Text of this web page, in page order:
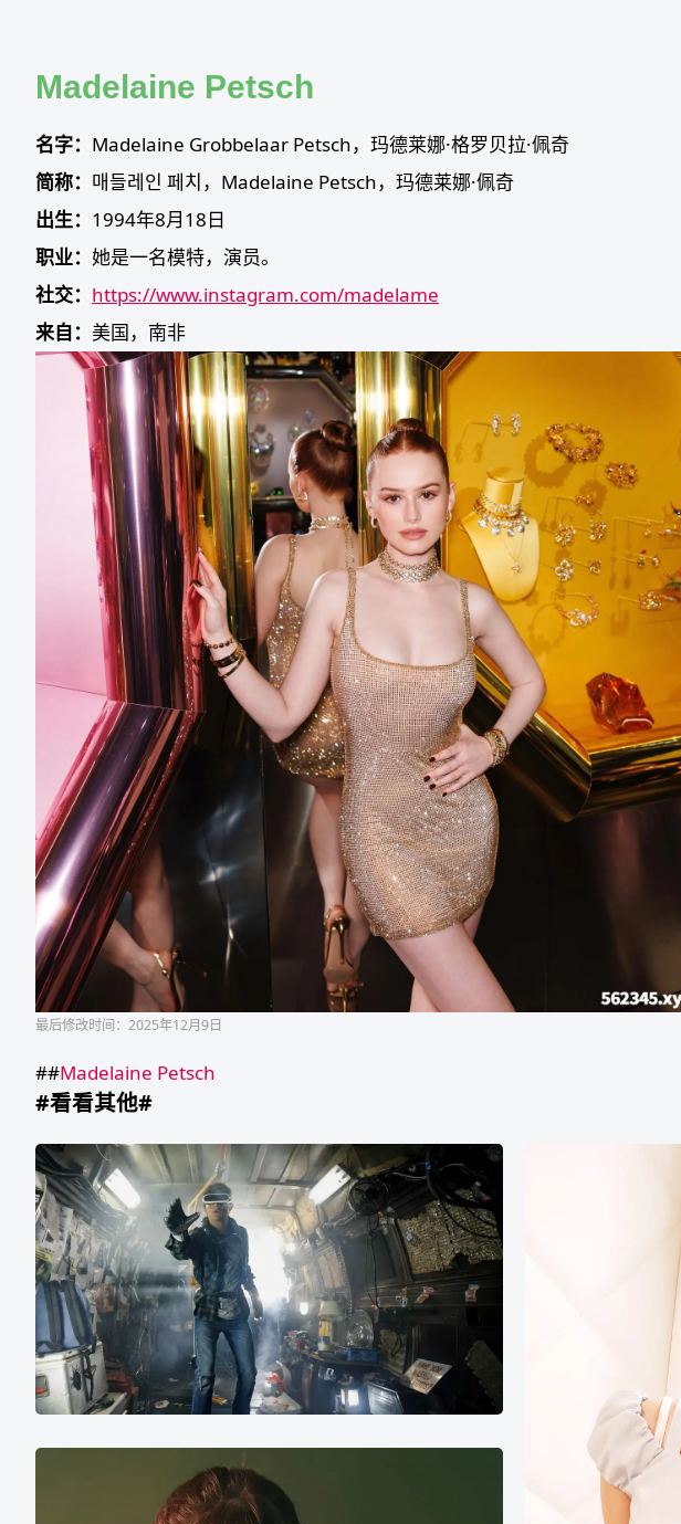
Madelaine Petsch
名字： Madelaine Grobbelaar Petsch，玛德莱娜·格罗贝拉·佩奇
简称： 매들레인 페치，Madelaine Petsch，玛德莱娜·佩奇
出生： 1994年8月18日
职业： 她是一名模特，演员。
社交： https://www.instagram.com/madelame
来自： 美国，南非
最后修改时间：2025年12月9日
##Madelaine Petsch
#看看其他#
豆
瓣
电
影
2018
年
榜
单
评
最
印